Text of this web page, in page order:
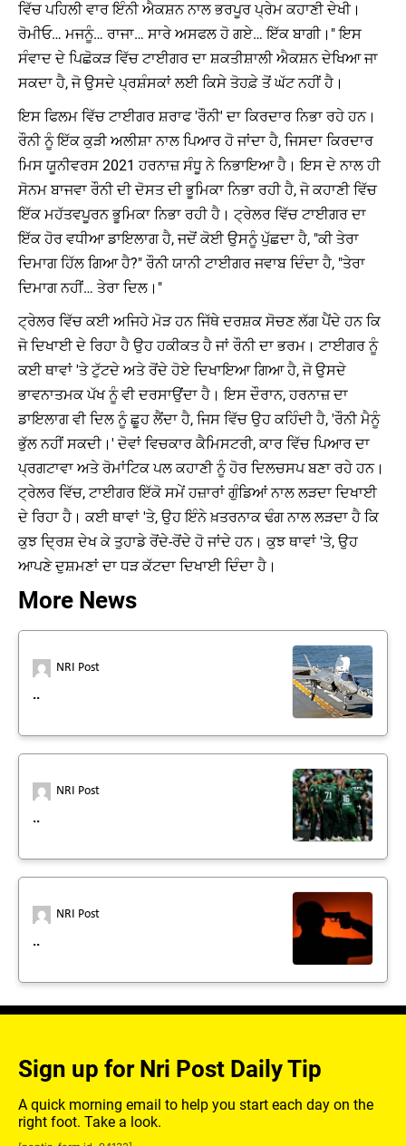
ਵਿੱਚ ਪਹਿਲੀ ਵਾਰ ਇੰਨੀ ਐਕਸ਼ਨ ਨਾਲ ਭਰਪੂਰ ਪ੍ਰੇਮ ਕਹਾਣੀ ਦੇਖੀ।
ਰੋਮੀਓ… ਮਜਨੂੰ… ਰਾਜਾ… ਸਾਰੇ ਅਸਫਲ ਹੋ ਗਏ… ਇੱਕ ਬਾਗੀ।" ਇਸ
ਸੰਵਾਦ ਦੇ ਪਿਛੋਕੜ ਵਿੱਚ ਟਾਈਗਰ ਦਾ ਸ਼ਕਤੀਸ਼ਾਲੀ ਐਕਸ਼ਨ ਦੇਖਿਆ ਜਾ
ਸਕਦਾ ਹੈ, ਜੋ ਉਸਦੇ ਪ੍ਰਸ਼ੰਸਕਾਂ ਲਈ ਕਿਸੇ ਤੋਹਫ਼ੇ ਤੋਂ ਘੱਟ ਨਹੀਂ ਹੈ।
ਇਸ ਫਿਲਮ ਵਿੱਚ ਟਾਈਗਰ ਸ਼ਰਾਫ 'ਰੌਨੀ' ਦਾ ਕਿਰਦਾਰ ਨਿਭਾ ਰਹੇ ਹਨ।
ਰੌਨੀ ਨੂੰ ਇੱਕ ਕੁੜੀ ਅਲੀਸ਼ਾ ਨਾਲ ਪਿਆਰ ਹੋ ਜਾਂਦਾ ਹੈ, ਜਿਸਦਾ ਕਿਰਦਾਰ
ਮਿਸ ਯੂਨੀਵਰਸ 2021 ਹਰਨਾਜ਼ ਸੰਧੂ ਨੇ ਨਿਭਾਇਆ ਹੈ। ਇਸ ਦੇ ਨਾਲ ਹੀ
ਸੋਨਮ ਬਾਜਵਾ ਰੌਨੀ ਦੀ ਦੋਸਤ ਦੀ ਭੂਮਿਕਾ ਨਿਭਾ ਰਹੀ ਹੈ, ਜੋ ਕਹਾਣੀ ਵਿੱਚ
ਇੱਕ ਮਹੱਤਵਪੂਰਨ ਭੂਮਿਕਾ ਨਿਭਾ ਰਹੀ ਹੈ। ਟ੍ਰੇਲਰ ਵਿੱਚ ਟਾਈਗਰ ਦਾ
ਇੱਕ ਹੋਰ ਵਧੀਆ ਡਾਇਲਾਗ ਹੈ, ਜਦੋਂ ਕੋਈ ਉਸਨੂੰ ਪੁੱਛਦਾ ਹੈ, "ਕੀ ਤੇਰਾ
ਦਿਮਾਗ ਹਿੱਲ ਗਿਆ ਹੈ?" ਰੌਨੀ ਯਾਨੀ ਟਾਈਗਰ ਜਵਾਬ ਦਿੰਦਾ ਹੈ, "ਤੇਰਾ
ਦਿਮਾਗ ਨਹੀਂ… ਤੇਰਾ ਦਿਲ।"
ਟ੍ਰੇਲਰ ਵਿੱਚ ਕਈ ਅਜਿਹੇ ਮੋੜ ਹਨ ਜਿੱਥੇ ਦਰਸ਼ਕ ਸੋਚਣ ਲੱਗ ਪੈਂਦੇ ਹਨ ਕਿ
ਜੋ ਦਿਖਾਈ ਦੇ ਰਿਹਾ ਹੈ ਉਹ ਹਕੀਕਤ ਹੈ ਜਾਂ ਰੌਨੀ ਦਾ ਭਰਮ। ਟਾਈਗਰ ਨੂੰ
ਕਈ ਥਾਵਾਂ 'ਤੇ ਟੁੱਟਦੇ ਅਤੇ ਰੋਂਦੇ ਹੋਏ ਦਿਖਾਇਆ ਗਿਆ ਹੈ, ਜੋ ਉਸਦੇ
ਭਾਵਨਾਤਮਕ ਪੱਖ ਨੂੰ ਵੀ ਦਰਸਾਉਂਦਾ ਹੈ। ਇਸ ਦੌਰਾਨ, ਹਰਨਾਜ਼ ਦਾ
ਡਾਇਲਾਗ ਵੀ ਦਿਲ ਨੂੰ ਛੂਹ ਲੈਂਦਾ ਹੈ, ਜਿਸ ਵਿੱਚ ਉਹ ਕਹਿੰਦੀ ਹੈ, 'ਰੌਨੀ ਮੈਨੂੰ
ਭੁੱਲ ਨਹੀਂ ਸਕਦੀ।' ਦੋਵਾਂ ਵਿਚਕਾਰ ਕੈਮਿਸਟਰੀ, ਕਾਰ ਵਿੱਚ ਪਿਆਰ ਦਾ
ਪ੍ਰਗਟਾਵਾ ਅਤੇ ਰੋਮਾਂਟਿਕ ਪਲ ਕਹਾਣੀ ਨੂੰ ਹੋਰ ਦਿਲਚਸਪ ਬਣਾ ਰਹੇ ਹਨ।
ਟ੍ਰੇਲਰ ਵਿੱਚ, ਟਾਈਗਰ ਇੱਕੋ ਸਮੇਂ ਹਜ਼ਾਰਾਂ ਗੁੰਡਿਆਂ ਨਾਲ ਲੜਦਾ ਦਿਖਾਈ
ਦੇ ਰਿਹਾ ਹੈ। ਕਈ ਥਾਵਾਂ 'ਤੇ, ਉਹ ਇੰਨੇ ਖ਼ਤਰਨਾਕ ਢੰਗ ਨਾਲ ਲੜਦਾ ਹੈ ਕਿ
ਕੁਝ ਦ੍ਰਿਸ਼ ਦੇਖ ਕੇ ਤੁਹਾਡੇ ਰੋਂਦੇ-ਰੋਂਦੇ ਹੋ ਜਾਂਦੇ ਹਨ। ਕੁਝ ਥਾਵਾਂ 'ਤੇ, ਉਹ
ਆਪਣੇ ਦੁਸ਼ਮਣਾਂ ਦਾ ਧੜ ਕੱਟਦਾ ਦਿਖਾਈ ਦਿੰਦਾ ਹੈ।
More News
NRI Post
..
NRI Post
..
NRI Post
..
Sign up for Nri Post Daily Tip
A quick morning email to help you start each day on the
right foot. Take a look.